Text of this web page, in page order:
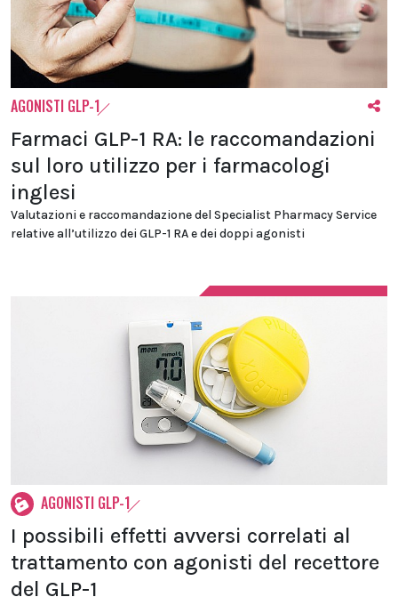
AGONISTI GLP-1
Farmaci GLP-1 RA: le raccomandazioni
sul loro utilizzo per i farmacologi
inglesi
Valutazioni e raccomandazione del Specialist Pharmacy Service
relative all’utilizzo dei GLP-1 RA e dei doppi agonisti
AGONISTI GLP-1
I possibili effetti avversi correlati al
trattamento con agonisti del recettore
del GLP-1